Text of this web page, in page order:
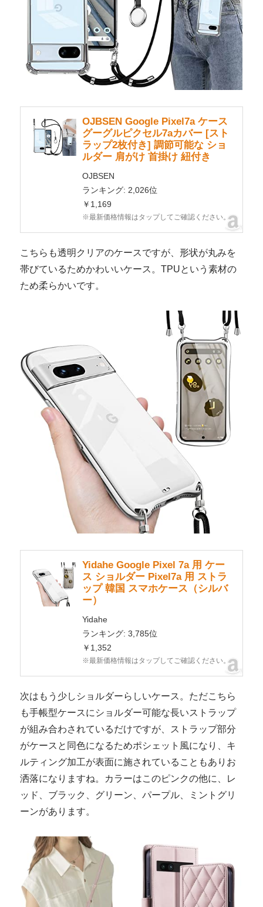
OJBSEN Google Pixel7a ケース
グーグルピクセル7aカバー [スト
ラップ2枚付き] 調節可能な ショ
ルダー 肩がけ 首掛け 紐付き
OJBSEN
ランキング: 2,026位
￥1,169
※最新価格情報はタップしてご確認ください。
こちらも透明クリアのケースですが、形状が丸みを
帯びているためかわいいケース。TPUという素材の
ため柔らかいです。
Yidahe Google Pixel 7a 用 ケー
ス ショルダー Pixel7a 用 ストラ
ップ 韓国 スマホケース（シルバ
ー）
Yidahe
ランキング: 3,785位
￥1,352
※最新価格情報はタップしてご確認ください。
次はもう少しショルダーらしいケース。ただこちら
も手帳型ケースにショルダー可能な長いストラップ
が組み合わされているだけですが、ストラップ部分
がケースと同色になるためポシェット風になり、キ
ルティング加工が表面に施されていることもありお
洒落になりますね。カラーはこのピンクの他に、レ
ッド、ブラック、グリーン、パープル、ミントグリ
ーンがあります。